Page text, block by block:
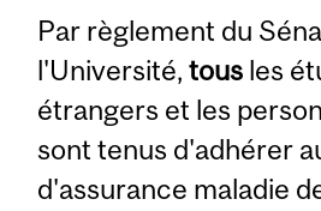
Par règlement du
l'Université,tous les
étrangers et les
sont tenus d'adhérer
d'assurance maladie